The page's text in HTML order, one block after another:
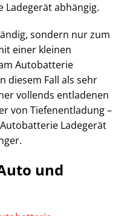
abhängig.
sondern nur zum
einer kleinen
Autobatterie
diesem Fall als sehr
vollends entladenen
von Tiefenentladung –
Ladegerät
und